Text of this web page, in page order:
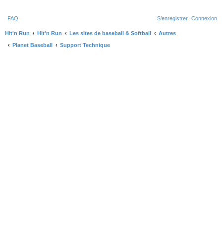
FAQ Connexion
S’enregistrer
Hit'n Run Hit'n Run Les sites de baseball & Softball
Autres
Planet Baseball
Support Technique